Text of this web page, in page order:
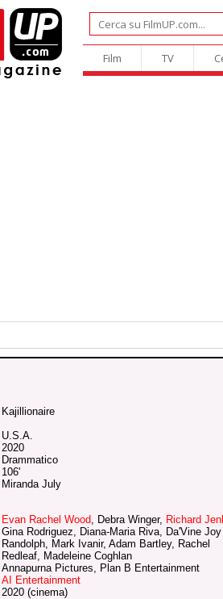
Film TV
Kajillionaire
U.S.A.
2020
Drammatico
106'
Miranda July
Evan Rachel Wood, Debra Winger, Richard
Gina Rodriguez, Diana-Maria Riva, Da'Vine Joy
Randolph, Mark Ivanir, Adam Bartley, Rachel
Redleaf, Madeleine Coghlan
Annapurna Pictures, Plan B Entertainment
AI Entertainment
2020 (cinema)